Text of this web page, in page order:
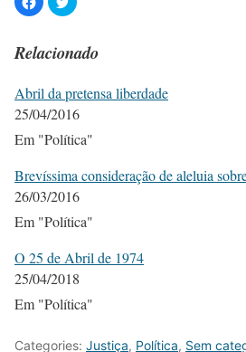
Relacionado
Abril da pretensa liberdade
25/04/2016
Em "Política"
Brevíssima consideração de aleluia
26/03/2016
Em "Política"
O 25 de Abril de 1974
25/04/2018
Em "Política"
Categories: Justiça, Política, Sem